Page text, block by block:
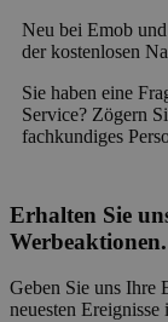
Neu bei Emob
der kostenlosen
Sie haben eine
Service? Zögern
fachkundiges
Erhalten Sie
Werbeaktionen.
Geben Sie uns Ihre
neuesten Ereignisse